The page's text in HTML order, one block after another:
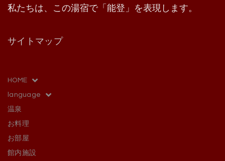
私たちは、この湯宿で「能登」を表現します。
サイトマップ
HOME
language
温泉
お料理
お部屋
館内施設